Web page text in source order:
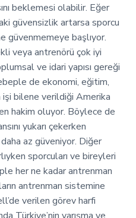
beklemesi olabilir. Eğer
güvensizlik artarsa sporcu
güvenmemeye başlıyor.
veya antrenörü çok iyi
ve idari yapısı gereği
de ekonomi, eğitim,
bilene verildiği Amerika
hakim oluyor. Böylece de
yukarı çekerken
az güveniyor. Diğer
sporcuları ve bireyleri
her ne kadar antrenman
antrenman sistemine
verilen görev harfi